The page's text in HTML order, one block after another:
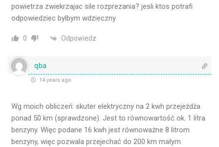
powietrza zwiekrzajac sile rozprezania? jesli ktos potrafi
odpowiedziec bylbym wdzieczny
0 Odpowiedz
qba
14 years ago
Wg moich obliczeń: skuter elektryczny na 2 kwh przejeżdża
ponad 50 km (sprawdzone). Jest to równowartość ok. 1 litra
benzyny. Więc podane 16 kwh jest równoważne 8 litrom
benzyny, więc pozwala przejechać do 200 km małym